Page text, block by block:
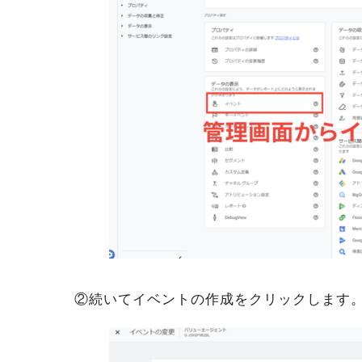
②続いてイベントの作成をクリックします